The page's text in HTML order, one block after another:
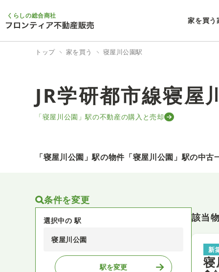
くらしの総合商社
家を買う
トップ 家を買う 寝屋川公園駅
JR学研都市線寝屋
「寝屋川公園」駅の不動産の購入と売却
「寝屋川公園」駅の物件 「寝屋川公園」駅の中古
条件を変更
選択中の 駅
寝屋川公園
駅を変更
該当
新